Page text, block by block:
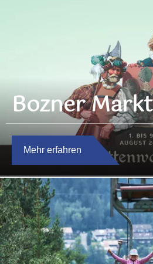
Bozner Markt
Mehr erfahren
mehr
lesen